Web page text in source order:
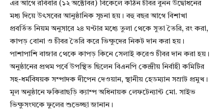
এর আগে রবিবার (১২ অক্টোবর) বিকেলে কঠিন চীবর বুনন উদ্বোধনের
মধ্য দিয়ে উৎসবের আনুষ্ঠানিক সূচনা হয়। বহু বছর আগে বিশাখা
প্রবর্তিত নিয়ম অনুসারে ২৪ ঘণ্টার মধ্যে তুলা থেকে সুতা তৈরি, রং করা,
কাপড় বোনা ও চীবর তৈরি করে ভিক্ষুদের নিকট দান করা হয়।
পাশাপাশি বাজার থেকে কাপড় কিনে সেলাই করেও চীবর দান করা হয়।
অনুষ্ঠানের প্রথম পর্বে উপস্থিত ছিলেন বিএনপি কেন্দ্রীয় নির্বাহী কমিটির
সহ-ধর্মবিষয়ক সম্পাদক দীপেন দেওয়ান, স্থানীয় হেডম্যান সম্রাট প্রমুখ।
মূল অনুষ্ঠানে ফকিরাছড়ি ক্যাম্প অধিনায়ক লেফটেন্যান্ট মো. সাইভ
ভিক্ষুসংঘকে ফুলের শুভেচ্ছা জানান।